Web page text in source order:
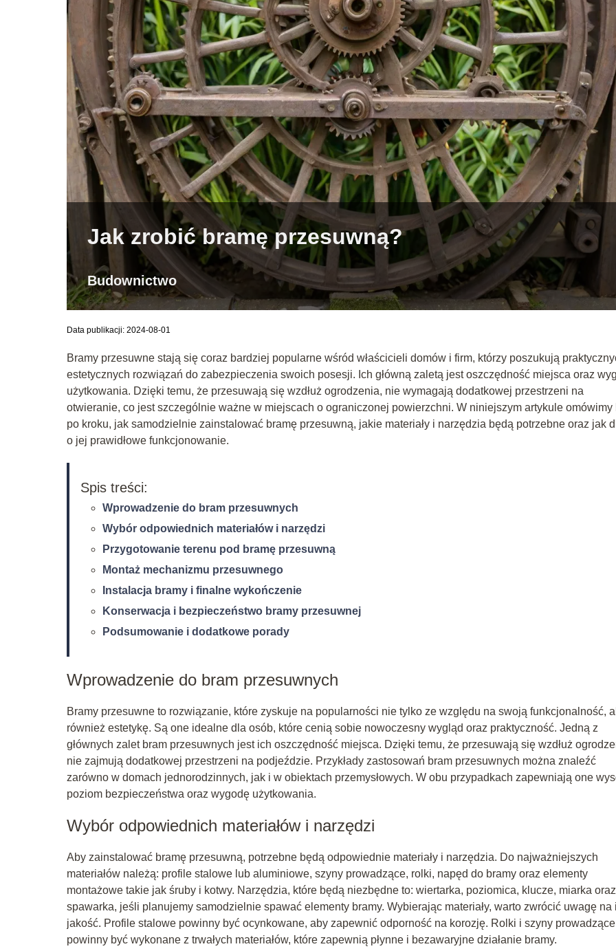
Jak zrobić bramę przesuwną?
Budownictwo
Data publikacji: 2024-08-01
Bramy przesuwne stają się coraz bardziej popularne wśród właścicieli domów i firm, którzy poszukują
estetycznych rozwiązań do zabezpieczenia swoich posesji. Ich główną zaletą jest oszczędność miejsca oraz
użytkowania. Dzięki temu, że przesuwają się wzdłuż ogrodzenia, nie wymagają dodatkowej przestrzeni na
otwieranie, co jest szczególnie ważne w miejscach o ograniczonej powierzchni. W niniejszym artykule omówimy
po kroku, jak samodzielnie zainstalować bramę przesuwną, jakie materiały i narzędzia będą potrzebne oraz jak
o jej prawidłowe funkcjonowanie.
Spis treści:
Wprowadzenie do bram przesuwnych
Wybór odpowiednich materiałów i narzędzi
Przygotowanie terenu pod bramę przesuwną
Montaż mechanizmu przesuwnego
Instalacja bramy i finalne wykończenie
Konserwacja i bezpieczeństwo bramy przesuwnej
Podsumowanie i dodatkowe porady
Wprowadzenie do bram przesuwnych
Bramy przesuwne to rozwiązanie, które zyskuje na popularności nie tylko ze względu na swoją funkcjonalność,
również estetykę. Są one idealne dla osób, które cenią sobie nowoczesny wygląd oraz praktyczność. Jedną z
głównych zalet bram przesuwnych jest ich oszczędność miejsca. Dzięki temu, że przesuwają się wzdłuż
nie zajmują dodatkowej przestrzeni na podjeździe. Przykłady zastosowań bram przesuwnych można znaleźć
zarówno w domach jednorodzinnych, jak i w obiektach przemysłowych. W obu przypadkach zapewniają one
poziom bezpieczeństwa oraz wygodę użytkowania.
Wybór odpowiednich materiałów i narzędzi
Aby zainstalować bramę przesuwną, potrzebne będą odpowiednie materiały i narzędzia. Do najważniejszych
materiałów należą: profile stalowe lub aluminiowe, szyny prowadzące, rolki, napęd do bramy oraz elementy
montażowe takie jak śruby i kotwy. Narzędzia, które będą niezbędne to: wiertarka, poziomica, klucze, miarka oraz
spawarka, jeśli planujemy samodzielnie spawać elementy bramy. Wybierając materiały, warto zwrócić uwagę na
jakość. Profile stalowe powinny być ocynkowane, aby zapewnić odporność na korozję. Rolki i szyny prowadzące
powinny być wykonane z trwałych materiałów, które zapewnią płynne i bezawaryjne działanie bramy.